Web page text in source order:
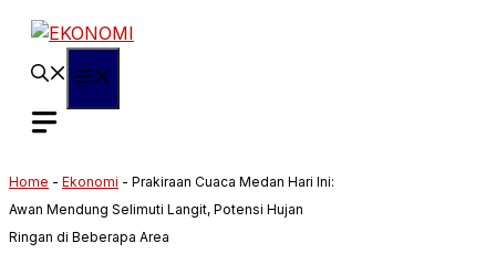
Langsung
Home - Ekonomi - Prakiraan Cuaca Medan Hari Ini:
Awan Mendung Selimuti Langit, Potensi Hujan
Ringan di Beberapa Area